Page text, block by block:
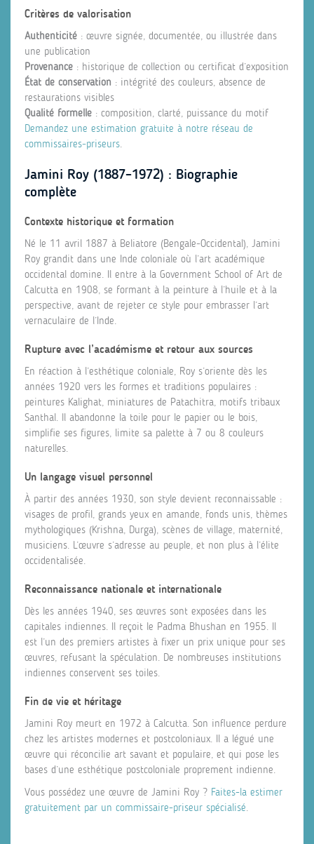
Critères de valorisation
Authenticité : œuvre signée, documentée, ou illustrée dans
une publication
Provenance : historique de collection ou certificat d’exposition
État de conservation : intégrité des couleurs, absence de
restaurations visibles
Qualité formelle : composition, clarté, puissance du motif
Demandez une estimation gratuite à notre réseau de
commissaires‑priseurs.
Jamini Roy (1887–1972) : Biographie
complète
Contexte historique et formation
Né le 11 avril 1887 à Beliatore (Bengale‑Occidental), Jamini
Roy grandit dans une Inde coloniale où l’art académique
occidental domine. Il entre à la Government School of Art de
Calcutta en 1908, se formant à la peinture à l’huile et à la
perspective, avant de rejeter ce style pour embrasser l’art
vernaculaire de l’Inde.
Rupture avec l’académisme et retour aux sources
En réaction à l’esthétique coloniale, Roy s’oriente dès les
années 1920 vers les formes et traditions populaires :
peintures Kalighat, miniatures de Patachitra, motifs tribaux
Santhal. Il abandonne la toile pour le papier ou le bois,
simplifie ses figures, limite sa palette à 7 ou 8 couleurs
naturelles.
Un langage visuel personnel
À partir des années 1930, son style devient reconnaissable :
visages de profil, grands yeux en amande, fonds unis, thèmes
mythologiques (Krishna, Durga), scènes de village, maternité,
musiciens. L’œuvre s’adresse au peuple, et non plus à l’élite
occidentalisée.
Reconnaissance nationale et internationale
Dès les années 1940, ses œuvres sont exposées dans les
capitales indiennes. Il reçoit le Padma Bhushan en 1955. Il
est l’un des premiers artistes à fixer un prix unique pour ses
œuvres, refusant la spéculation. De nombreuses institutions
indiennes conservent ses toiles.
Fin de vie et héritage
Jamini Roy meurt en 1972 à Calcutta. Son influence perdure
chez les artistes modernes et postcoloniaux. Il a légué une
œuvre qui réconcilie art savant et populaire, et qui pose les
bases d’une esthétique postcoloniale proprement indienne.
Vous possédez une œuvre de Jamini Roy ? Faites-la estimer
gratuitement par un commissaire-priseur spécialisé.